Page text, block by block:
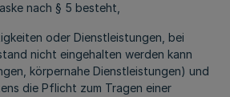
nach § 5 besteht,
oder Dienstleistungen, bei
nicht eingehalten werden kann
körpernahe Dienstleistungen) und
die Pflicht zum Tragen einer